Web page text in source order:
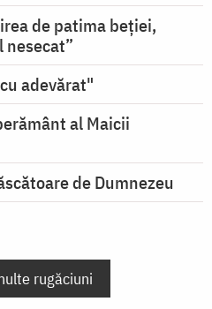
de patima beției,
adevărat"
al Maicii
de Dumnezeu
rugăciuni